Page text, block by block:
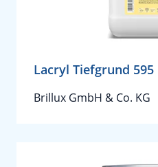
Lacryl Tiefgrund 595
Brillux GmbH & Co. KG